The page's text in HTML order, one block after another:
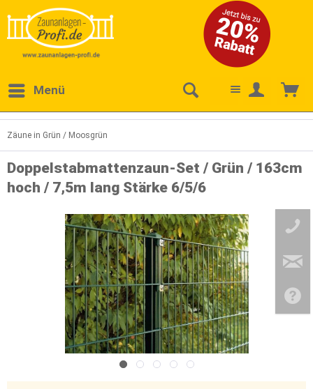
Menü
Zäune in Grün / Moosgrün
Doppelstabmattenzaun-Set / Grün / 163cm
hoch / 7,5m lang Stärke 6/5/6